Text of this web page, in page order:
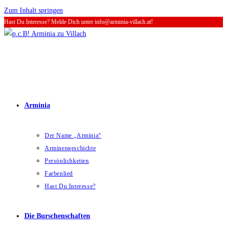
Zum Inhalt springen
Hast Du Interesse? Melde Dich unter info@arminia-villach.at!
Arminia
Der Name „Arminia“
Arminengeschichte
Persönlichkeiten
Farbenlied
Hast Du Interesse?
Die Burschenschaften